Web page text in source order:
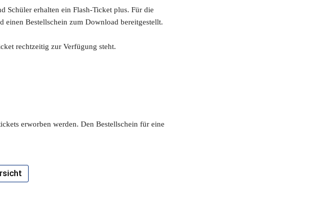
Schüler erhalten ein Flash-Ticket plus. Für die
einen Bestellschein zum Download bereitgestellt.
rechtzeitig zur Verfügung steht.
erworben werden. Den Bestellschein für eine